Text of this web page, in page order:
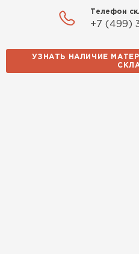
Телефон
+7 (499)
УЗНАТЬ НАЛИЧИЕ